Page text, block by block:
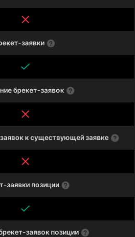
заявки
брекет-заявок
к существующей заявке
заявки позиции
заявок позиции